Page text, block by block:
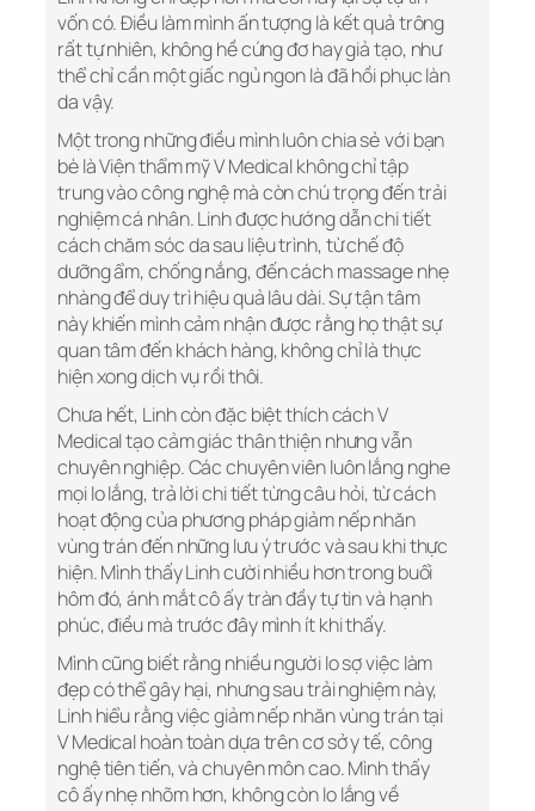
vốn có. Điều làm mình ấn tượng là kết quả trông
rất tự nhiên, không hề cứng đơ hay giả tạo, như
thể chỉ cần một giấc ngủ ngon là đã hồi phục làn
da vậy.
Một trong những điều mình luôn chia sẻ với bạn
bè là Viện thẩm mỹ V Medical không chỉ tập
trung vào công nghệ mà còn chú trọng đến trải
nghiệm cá nhân. Linh được hướng dẫn chi tiết
cách chăm sóc da sau liệu trình, từ chế độ
dưỡng ẩm, chống nắng, đến cách massage nhẹ
nhàng để duy trì hiệu quả lâu dài. Sự tận tâm
này khiến mình cảm nhận được rằng họ thật sự
quan tâm đến khách hàng, không chỉ là thực
hiện xong dịch vụ rồi thôi.
Chưa hết, Linh còn đặc biệt thích cách V
Medical tạo cảm giác thân thiện nhưng vẫn
chuyên nghiệp. Các chuyên viên luôn lắng nghe
mọi lo lắng, trả lời chi tiết từng câu hỏi, từ cách
hoạt động của phương pháp giảm nếp nhăn
vùng trán đến những lưu ý trước và sau khi thực
hiện. Mình thấy Linh cười nhiều hơn trong buổi
hôm đó, ánh mắt cô ấy tràn đầy tự tin và hạnh
phúc, điều mà trước đây mình ít khi thấy.
Mình cũng biết rằng nhiều người lo sợ việc làm
đẹp có thể gây hại, nhưng sau trải nghiệm này,
Linh hiểu rằng việc giảm nếp nhăn vùng trán tại
V Medical hoàn toàn dựa trên cơ sở y tế, công
nghệ tiên tiến, và chuyên môn cao. Mình thấy
cô ấy nhẹ nhõm hơn, không còn lo lắng về